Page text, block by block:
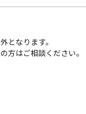
となります。
方はご相談ください。